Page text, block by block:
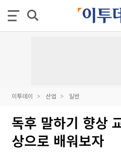
이투데이 산업 일반
독후 말하기 향상
상으로 배워보자